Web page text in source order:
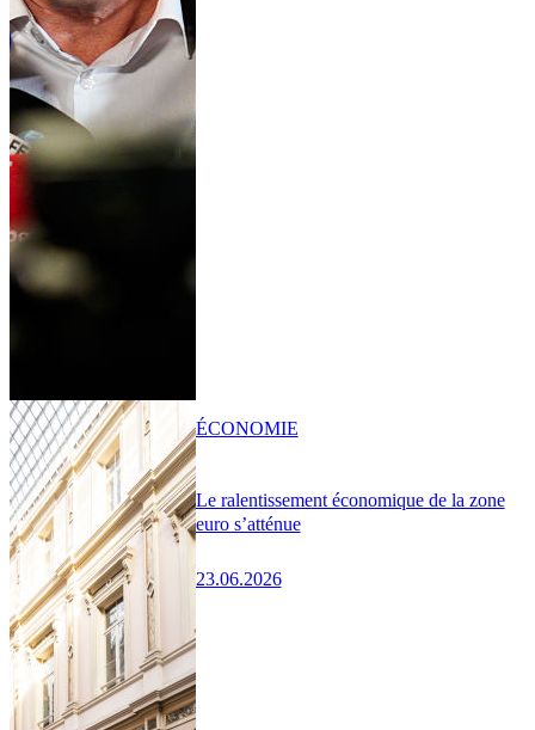
Le ralentissement économique de la zone
euro s’atténue
23.06.2026
ÉCONOMIE